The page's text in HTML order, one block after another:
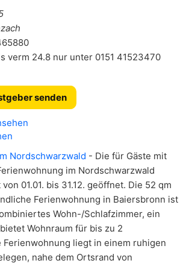
verm 24.8 nur unter 0151 41523470
senden
Nordschwarzwald - Die für Gäste mit
im Nordschwarzwald
01.01. bis 31.12. geöffnet. Die 52 qm
Ferienwohnung in Baiersbronn ist
Wohn-/Schlafzimmer, ein
Wohnraum für bis zu 2
Ferienwohnung liegt in einem ruhigen
nahe dem Ortsrand von